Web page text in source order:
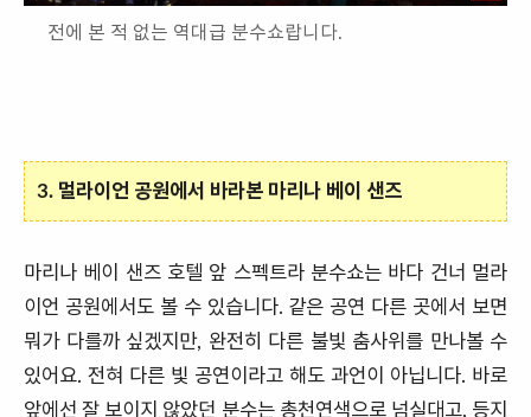
전에 본 적 없는 역대급 분수쇼랍니다.
3. 멀라이언 공원에서 바라본 마리나 베이 샌즈
마리나 베이 샌즈 호텔 앞 스펙트라 분수쇼는 바다 건너 멀라
이언 공원에서도 볼 수 있습니다. 같은 공연 다른 곳에서 보면
뭐가 다를까 싶겠지만, 완전히 다른 불빛 춤사위를 만나볼 수
있어요. 전혀 다른 빛 공연이라고 해도 과언이 아닙니다. 바로
앞에선 잘 보이지 않았던 분수는 총천연색으로 넘실대고, 등지